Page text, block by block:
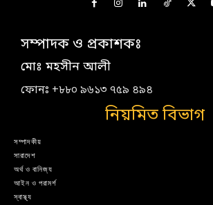
সম্পাদক ও প্রকাশকঃ
মোঃ মহসীন আলী
ফোনঃ +৮৮০ ৯৬১৩ ৭৫৯ ৪৯৪
নিয়মিত বিভাগ
সম্পাদকীয়
সারাদেশ
অর্থ ও বানিজ্য
আইন ও পরামর্শ
স্বাস্থ্য